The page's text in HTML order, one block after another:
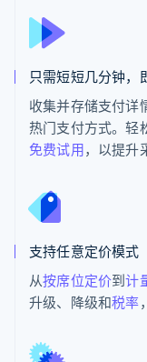
只需短短几分钟，
收集并存储支付详
热门支付方式。轻
免费试用，以提升
支持任意定价模式
从按席位定价到计
升级、降级和税率